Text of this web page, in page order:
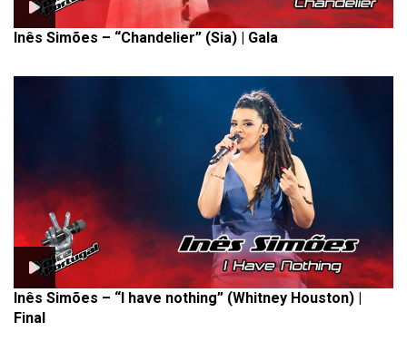
Inês Simões – “Chandelier” (Sia) | Gala
Inês Simões – “I have nothing” (Whitney Houston) |
Final